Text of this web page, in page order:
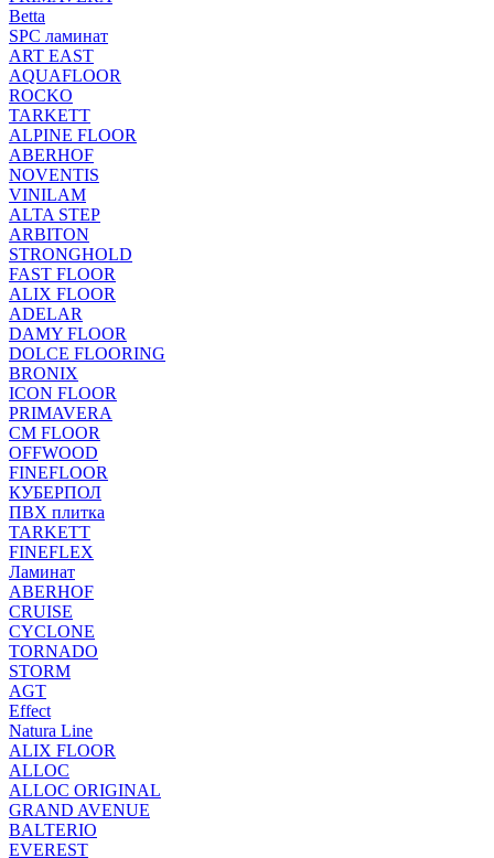
Betta
SPC ламинат
ART EAST
AQUAFLOOR
ROCKO
TARKETT
ALPINE FLOOR
ABERHOF
NOVENTIS
VINILAM
ALTA STEP
ARBITON
STRONGHOLD
FAST FLOOR
ALIX FLOOR
ADELAR
DAMY FLOOR
DOLCE FLOORING
BRONIX
ICON FLOOR
PRIMAVERA
CM FLOOR
OFFWOOD
FINEFLOOR
КУБЕРПОЛ
ПВХ плитка
TARKETT
FINEFLEX
Ламинат
ABERHOF
CRUISE
CYCLONE
TORNADO
STORM
AGT
Effect
Natura Line
ALIX FLOOR
ALLOC
ALLOC ORIGINAL
GRAND AVENUE
BALTERIO
EVEREST